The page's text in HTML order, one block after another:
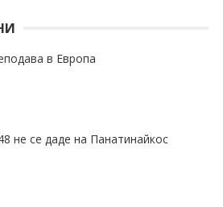
в Европа
не се даде на Панатинайкос